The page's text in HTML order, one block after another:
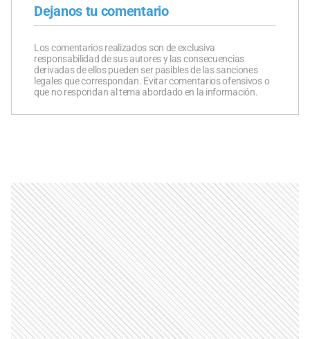
Dejanos tu comentario
Los comentarios realizados son de exclusiva
responsabilidad de sus autores y las consecuencias
derivadas de ellos pueden ser pasibles de las sanciones
legales que correspondan. Evitar comentarios ofensivos o
que no respondan al tema abordado en la información.